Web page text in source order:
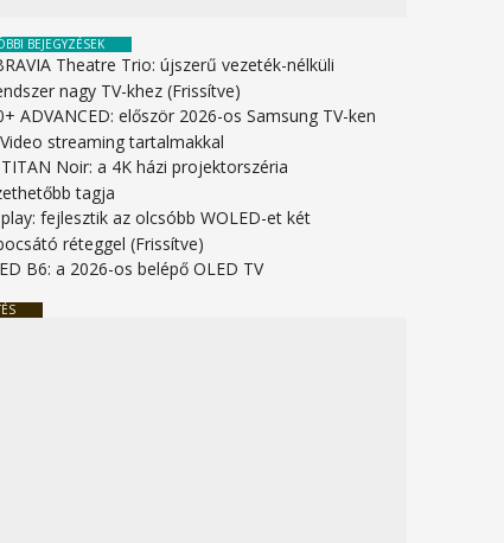
BEJEGYZÉSEK
Theatre Trio: újszerű vezeték-nélküli
nagy TV-khez (Frissítve)
ADVANCED: először 2026-os Samsung TV-ken
streaming tartalmakkal
Noir: a 4K házi projektorszéria
tagja
fejlesztik az olcsóbb WOLED-et két
réteggel (Frissítve)
B6: a 2026-os belépő OLED TV